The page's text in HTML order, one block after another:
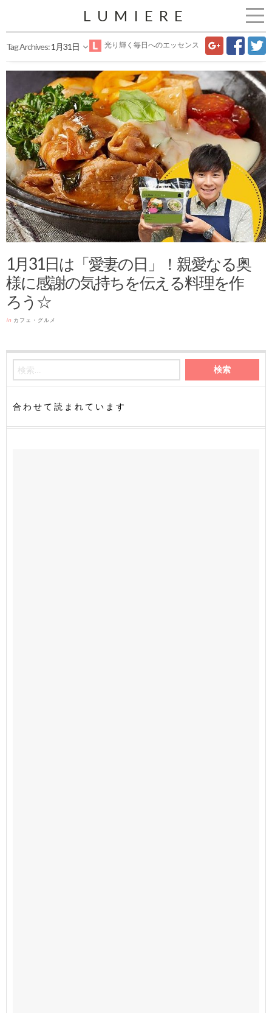
LUMIERE
光り輝く毎日へのエッセンス
Tag Archives:1月31日
1月31日は「愛妻の日」！親愛なる奥
様に感謝の気持ちを伝える料理を作
ろう☆
in カフェ・グルメ
合わせて読まれています